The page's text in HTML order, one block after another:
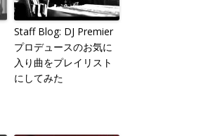
Staff Blog: DJ Premier
プロデュースのお気に
入り曲をプレイリスト
にしてみた